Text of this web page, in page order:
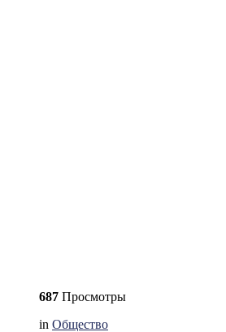
687 Просмотры
in Общество